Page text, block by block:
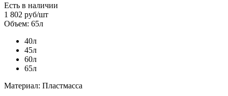
Есть в наличии
1 802 руб/шт
Объем: 65л
40л
45л
60л
65л
Материал: Пластмасса